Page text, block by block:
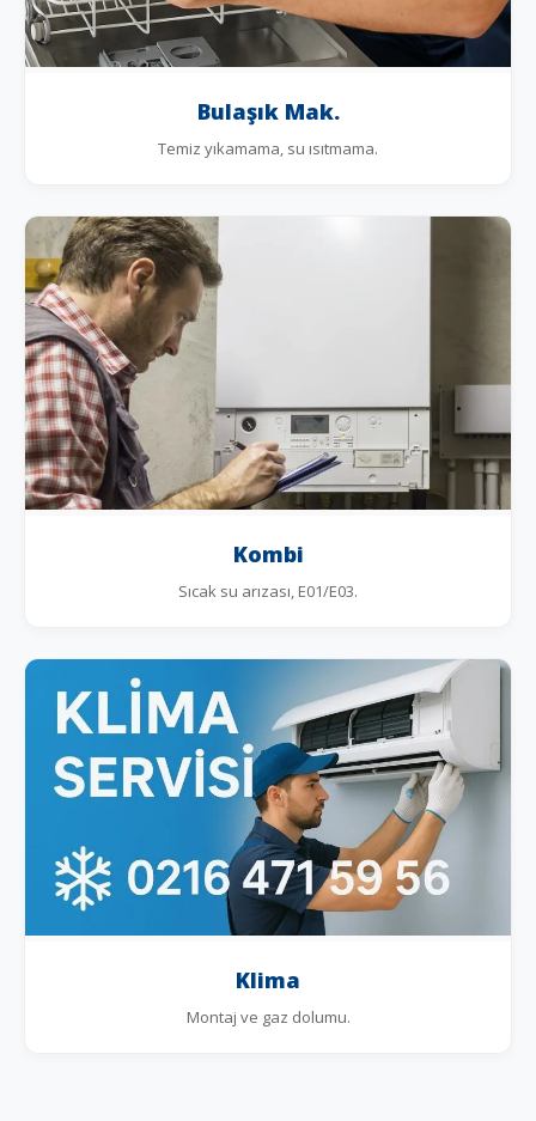
Bulaşık Mak.
Temiz yıkamama, su ısıtmama.
Kombi
Sıcak su arızası, E01/E03.
Klima
Montaj ve gaz dolumu.